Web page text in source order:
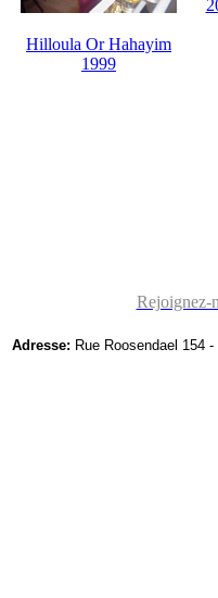
Hilloula Or Hahayim
1999
Rejoignez-
Adresse: Rue Roosendael 154